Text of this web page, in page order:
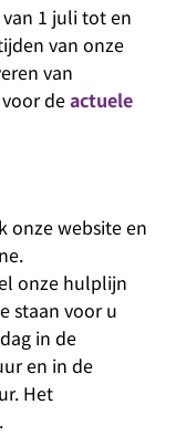
1 juli tot en
van onze
van
voor deactuele
onze website en
onze hulplijn
staan voor u
in de
en in de
Het